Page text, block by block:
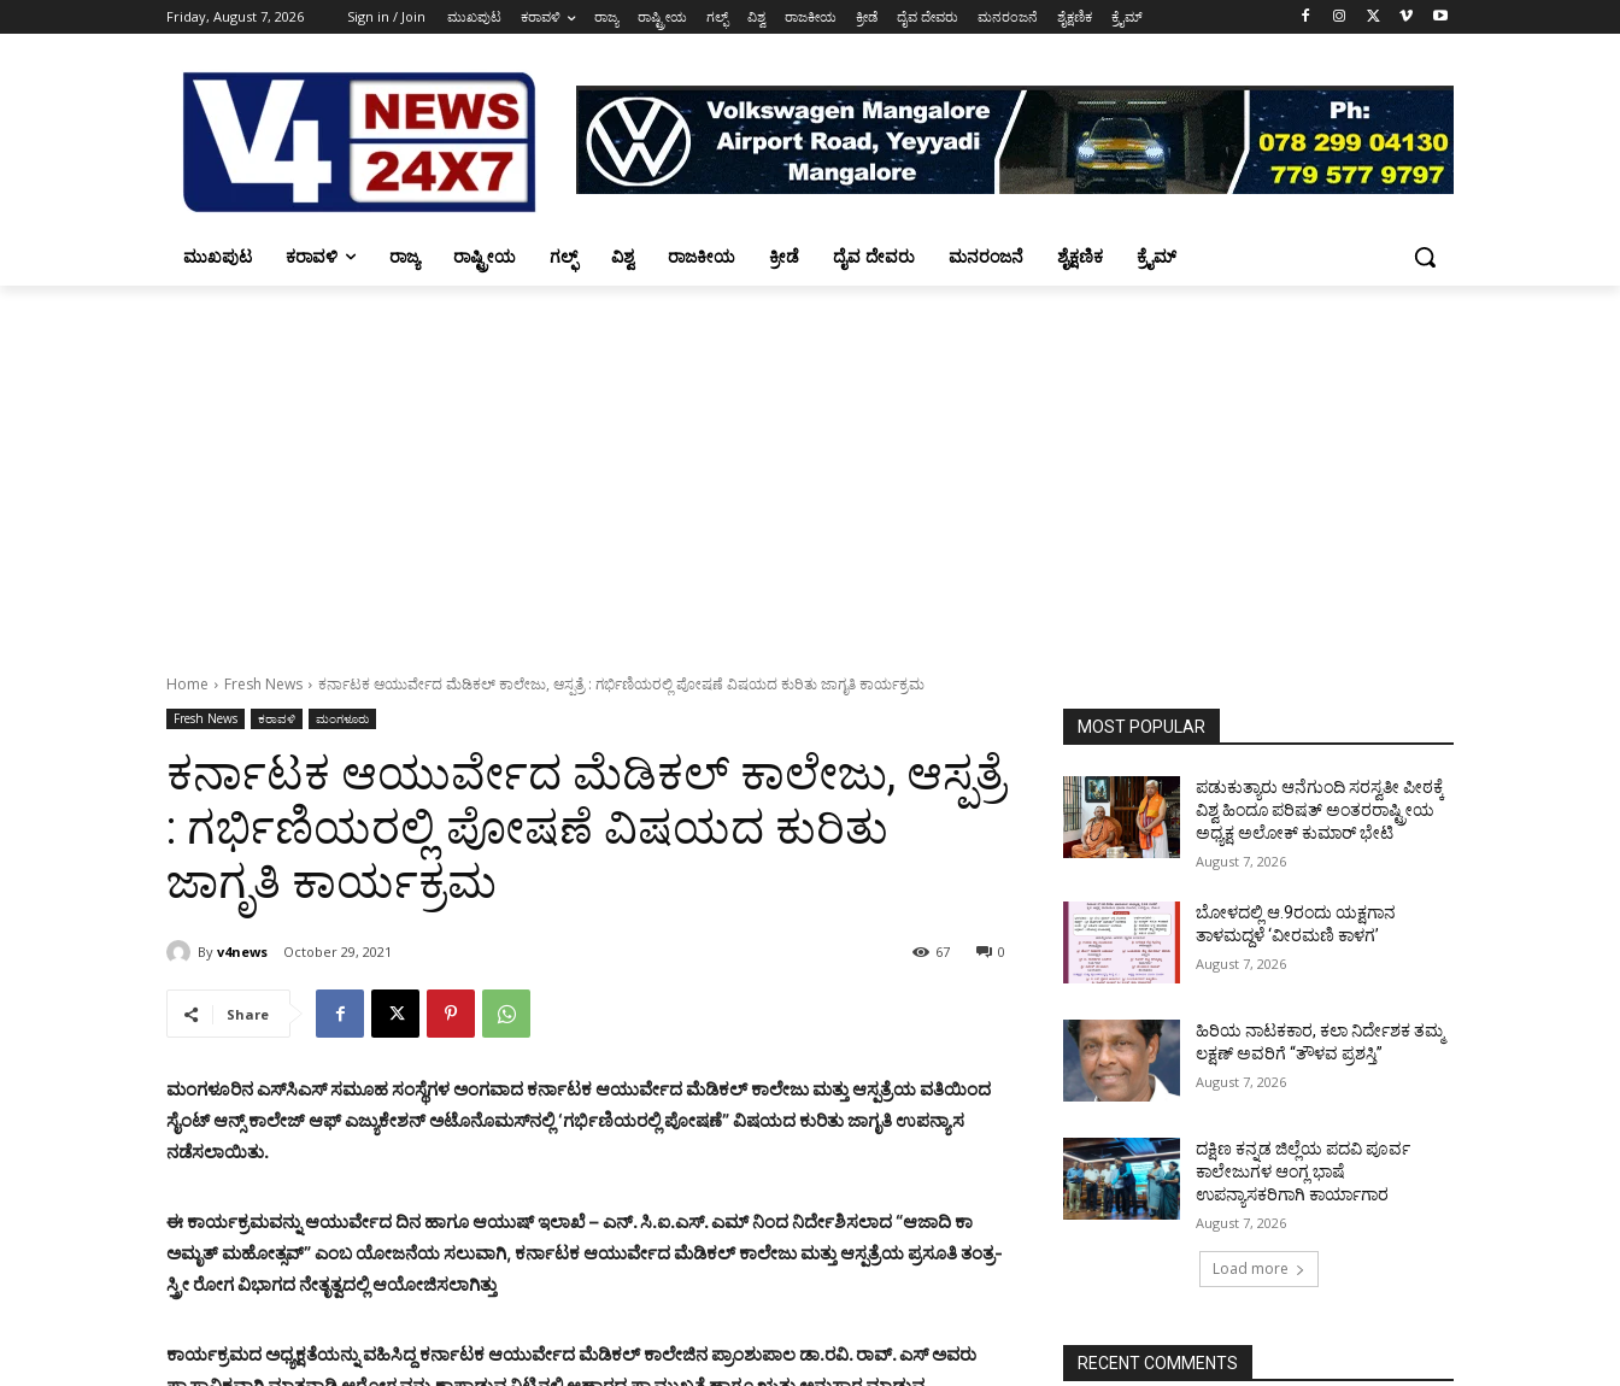
Friday, August 7, 2026 Sign in / Join ಮುಖಪುಟ ಕರಾವಳಿ ರಾಜ್ಯ ರಾಷ್ಟ್ರೀಯ ಗಲ್ಫ್ ವಿಶ್ವ ರಾಜಕೀಯ ಕ್ರೀಡೆ ದೈವ ದೇವರು ಮನರಂಜನೆ ಶೈಕ್ಷಣಿಕ ಕ್ರೈಮ್
ಮುಖಪುಟ ಕರಾವಳಿ ರಾಜ್ಯ ರಾಷ್ಟ್ರೀಯ ಗಲ್ಫ್ ವಿಶ್ವ ರಾಜಕೀಯ ಕ್ರೀಡೆ ದೈವ ದೇವರು ಮನರಂಜನೆ ಶೈಕ್ಷಣಿಕ ಕ್ರೈಮ್
Home Fresh News ಕರ್ನಾಟಕ ಆಯುರ್ವೇದ ಮೆಡಿಕಲ್ ಕಾಲೇಜು, ಆಸ್ಪತ್ರೆ : ಗರ್ಭಿಣಿಯರಲ್ಲಿ ಪೋಷಣೆ ವಿಷಯದ ಕುರಿತು ಜಾಗೃತಿ ಕಾರ್ಯಕ್ರಮ
Fresh News ಕರಾವಳಿ ಮಂಗಳೂರು
ಕರ್ನಾಟಕ ಆಯುರ್ವೇದ ಮೆಡಿಕಲ್ ಕಾಲೇಜು, ಆಸ್ಪತ್ರೆ
: ಗರ್ಭಿಣಿಯರಲ್ಲಿ ಪೋಷಣೆ ವಿಷಯದ ಕುರಿತು
ಜಾಗೃತಿ ಕಾರ್ಯಕ್ರಮ
By v4news October 29, 2021 0
67
Share
ಮಂಗಳೂರಿನ ಎಸ್‍ಸಿಎಸ್ ಸಮೂಹ ಸಂಸ್ಥೆಗಳ ಅಂಗವಾದ ಕರ್ನಾಟಕ ಆಯುರ್ವೇದ ಮೆಡಿಕಲ್ ಕಾಲೇಜು ಮತ್ತು ಆಸ್ಪತ್ರೆಯ ವತಿಯಿಂದ
ಸೈಂಟ್ ಆನ್ಸ್ ಕಾಲೇಜ್ ಆಫ್ ಎಜ್ಯುಕೇಶನ್ ಅಟೊನೊಮಸ್‍ನಲ್ಲಿ ‘ಗರ್ಭಿಣಿಯರಲ್ಲಿ ಪೋಷಣೆ” ವಿಷಯದ ಕುರಿತು ಜಾಗೃತಿ ಉಪನ್ಯಾಸ
ನಡೆಸಲಾಯಿತು.
ಈ ಕಾರ್ಯಕ್ರಮವನ್ನು ಆಯುರ್ವೇದ ದಿನ ಹಾಗೂ ಆಯುಷ್ ಇಲಾಖೆ – ಎನ್. ಸಿ.ಐ.ಎಸ್. ಎಮ್ ನಿಂದ ನಿರ್ದೇಶಿಸಲಾದ “ಆಜಾದಿ ಕಾ
ಅಮೃತ್ ಮಹೋತ್ಸವ್” ಎಂಬ ಯೋಜನೆಯ ಸಲುವಾಗಿ, ಕರ್ನಾಟಕ ಆಯುರ್ವೇದ ಮೆಡಿಕಲ್ ಕಾಲೇಜು ಮತ್ತು ಆಸ್ಪತ್ರೆಯ ಪ್ರಸೂತಿ ತಂತ್ರ-
ಸ್ತ್ರೀ ರೋಗ ವಿಭಾಗದ ನೇತೃತ್ವದಲ್ಲಿ ಆಯೋಜಿಸಲಾಗಿತ್ತು
ಕಾರ್ಯಕ್ರಮದ ಅಧ್ಯಕ್ಷತೆಯನ್ನು ವಹಿಸಿದ್ದ ಕರ್ನಾಟಕ ಆಯುರ್ವೇದ ಮೆಡಿಕಲ್ ಕಾಲೇಜಿನ ಪ್ರಾಂಶುಪಾಲ ಡಾ.ರವಿ. ರಾವ್. ಎಸ್ ಅವರು
MOST POPULAR
ಪಡುಕುತ್ಯಾರು ಆನೆಗುಂದಿ ಸರಸ್ವತೀ ಪೀಠಕ್ಕೆ
ವಿಶ್ವ ಹಿಂದೂ ಪರಿಷತ್ ಅಂತರರಾಷ್ಟ್ರೀಯ
ಅಧ್ಯಕ್ಷ ಅಲೋಕ್ ಕುಮಾರ್ ಭೇಟಿ
August 7, 2026
ಬೋಳದಲ್ಲಿ ಆ.9ರಂದು ಯಕ್ಷಗಾನ
ತಾಳಮದ್ದಳೆ ‘ವೀರಮಣಿ ಕಾಳಗ’
August 7, 2026
ಹಿರಿಯ ನಾಟಕಕಾರ, ಕಲಾ ನಿರ್ದೇಶಕ ತಮ್ಮ
ಲಕ್ಷಣ್ ಅವರಿಗೆ “ತೌಳವ ಪ್ರಶಸ್ತಿ”
August 7, 2026
ದಕ್ಷಿಣ ಕನ್ನಡ ಜಿಲ್ಲೆಯ ಪದವಿ ಪೂರ್ವ
ಕಾಲೇಜುಗಳ ಆಂಗ್ಲ ಭಾಷೆ
ಉಪನ್ಯಾಸಕರಿಗಾಗಿ ಕಾರ್ಯಾಗಾರ
August 7, 2026
Load more
RECENT COMMENTS